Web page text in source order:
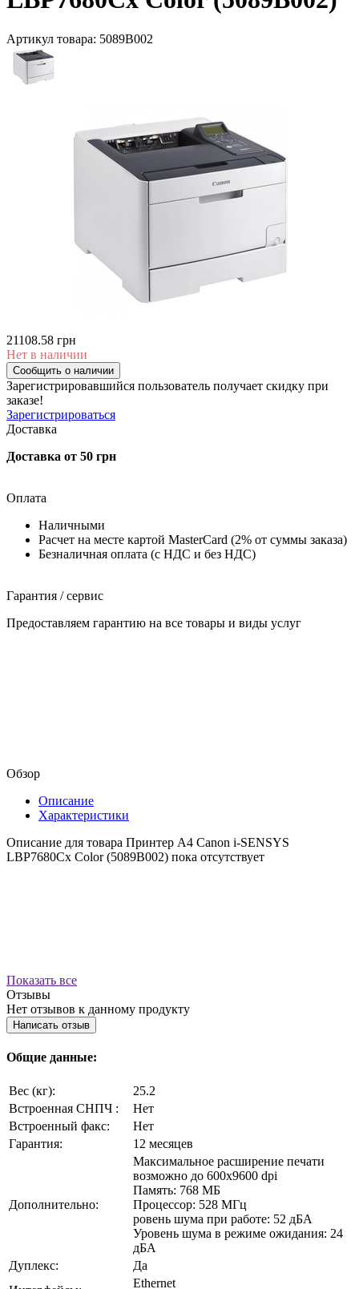
Артикул товара: 5089B002
21108.58 грн
Нет в наличии
Сообщить о наличии
Зарегистрировавшийся пользователь получает скидку при
заказе!
Зарегистрироваться
Доставка
Доставка от 50 грн
Оплата
Наличными
Расчет на месте картой MasterCard (2% от суммы заказа)
Безналичная оплата (с НДС и без НДС)
Гарантия / сервис
Предоставляем гарантию на все товары и виды услуг
Обзор
Описание
Характеристики
Описание для товара Принтер А4 Canon i-SENSYS
LBP7680Cx Color (5089B002) пока отсутствует
Показать все
Отзывы
Нет отзывов к данному продукту
Написать отзыв
Общие данные:
Вес (кг):
25.2
Встроенная СНПЧ :
Нет
Встроенный факс:
Нет
Гарантия:
12 месяцев
Дополнительно:
Максимальное расширение печати
возможно до 600x9600 dpi
Память: 768 МБ
Процессор: 528 МГц
ровень шума при работе: 52 дБА
Уровень шума в режиме ожидания: 24
дБА
Дуплекс:
Да
Ethernet